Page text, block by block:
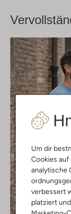
Um dir
Cookies auf
analytische
verbessert
platziert